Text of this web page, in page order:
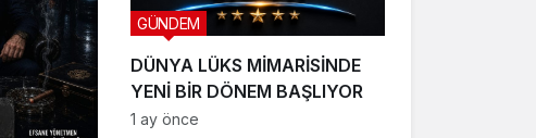
DÜNYA LÜKS MİMARİSİNDE
YENİ BİR DÖNEM BAŞLIYOR
GÜNDEM
1 ay önce